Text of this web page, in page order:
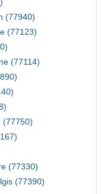
(77940)
(77123)
(77114)
(77750)
(77330)
(77390)